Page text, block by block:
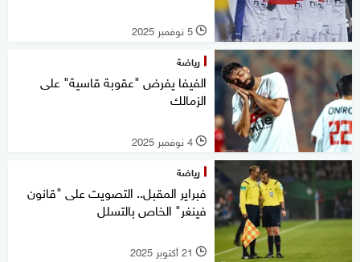
l 5 نوفمبر 2025
رياضة
الفيفا يفرض "عقوبة قاسية" على
الزمالك
l 4 نوفمبر 2025
رياضة
فبراير المقبل.. التصويت على "قانون
فينغر" الخاص بالتسلل
l 21 أكتوبر 2025